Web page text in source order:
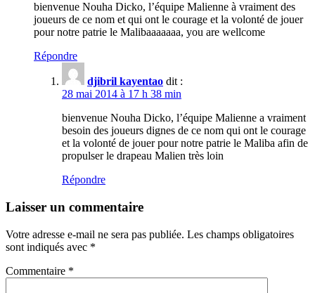
bienvenue Nouha Dicko, l’équipe Malienne à vraiment des
joueurs de ce nom et qui ont le courage et la volonté de jouer
pour notre patrie le Malibaaaaaaa, you are wellcome
Répondre
djibril kayentao dit :
28 mai 2014 à 17 h 38 min
bienvenue Nouha Dicko, l’équipe Malienne a vraiment
besoin des joueurs dignes de ce nom qui ont le courage
et la volonté de jouer pour notre patrie le Maliba afin de
propulser le drapeau Malien très loin
Répondre
Laisser un commentaire
Votre adresse e-mail ne sera pas publiée. Les champs obligatoires
sont indiqués avec *
Commentaire *